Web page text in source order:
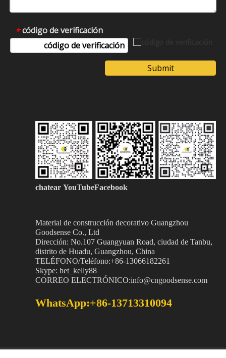
* código de verificación
Submit
chatear YouTubeFacebook
Material de construcción decorativo Guangzhou
Goodsense Co., Ltd
Dirección: No.107 Guangyuan Road, ciudad de Tanbu,
distrito de Huadu, Guangzhou, China
TELÉFONO/Teléfono:+86-13066182261
Skype: het_kelly88
CORREO ELECTRÓNICO:info@cngoodsense.com
WhatsApp:+86-13713310094